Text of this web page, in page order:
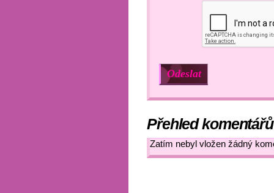
Přehled komentářů
Zatím nebyl vložen žádný